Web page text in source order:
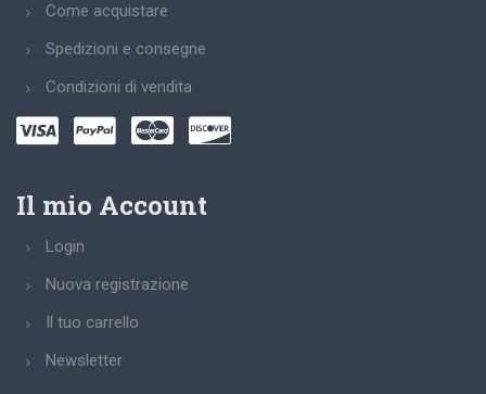
Come acquistare
Spedizioni e consegne
Condizioni di vendita
Il mio Account
Login
Nuova registrazione
Il tuo carrello
Newsletter